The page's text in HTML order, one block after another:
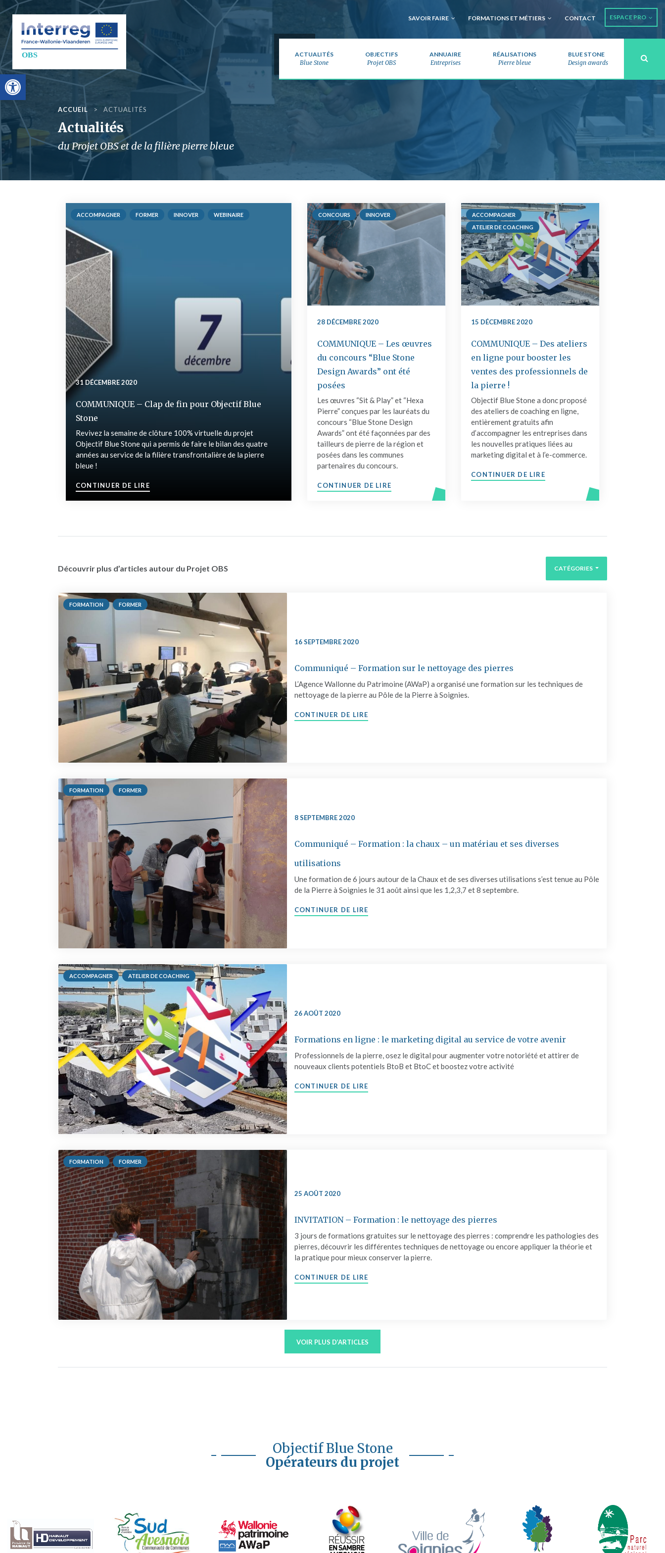
Ouvrir la barre d’outils
Aller au contenu
SAVOIR FAIRE FORMATIONS ET MÉTIERS CONTACT ESPACE PRO
Objectif Blue Stone
ACTUALITÉS
Blue Stone
OBJECTIFS
Projet OBS
ANNUAIRE
Entreprises
RÉALISATIONS
Pierre bleue
BLUE STONE
Design awards
Actualités
du Projet OBS et de la filière pierre bleue
ACCUEIL > ACTUALITÉS
ACCOMPAGNER FORMER INNOVER WEBINAIRE
31 DÉCEMBRE 2020
COMMUNIQUE – Clap de fin pour Objectif Blue
Stone
Revivez la semaine de clôture 100% virtuelle du projet
Objectif Blue Stone qui a permis de faire le bilan des quatre
années au service de la filière transfrontalière de la pierre
bleue !
CONTINUER DE LIRE"COMMUNIQUE – CLAP DE FIN POUR OBJECTIF BLUE STONE"
CONCOURS INNOVER
28 DÉCEMBRE 2020
COMMUNIQUE – Les œuvres
du concours “Blue Stone
Design Awards” ont été
posées
Les œuvres “Sit & Play” et “Hexa
Pierre” conçues par les lauréats du
concours “Blue Stone Design
Awards” ont été façonnées par des
tailleurs de pierre de la région et
posées dans les communes
partenaires du concours.
CONTINUER DE LIRE "COMMUNIQUE – LES ŒUVRES DU CONCOURS “BLUE STONE DESIGN
ACCOMPAGNER
ATELIER DE COACHING
15 DÉCEMBRE 2020
COMMUNIQUE – Des ateliers
en ligne pour booster les
ventes des professionnels de
la pierre !
Objectif Blue Stone a donc proposé
des ateliers de coaching en ligne,
entièrement gratuits afin
d’accompagner les entreprises dans
les nouvelles pratiques liées au
marketing digital et à l’e-commerce.
CONTINUER DE LIRE"COMMUNIQUE – DES ATELIERS
Découvrir plus d’articles autour du Projet OBS CATÉGORIES
FORMATION FORMER
16 SEPTEMBRE 2020
Communiqué – Formation sur le nettoyage des pierres
L’Agence Wallonne du Patrimoine (AWaP) a organisé une formation sur les techniques de
nettoyage de la pierre au Pôle de la Pierre à Soignies.
CONTINUER DE LIRE
FORMATION FORMER
8 SEPTEMBRE 2020
Communiqué – Formation : la chaux – un matériau et ses diverses
utilisations
Une formation de 6 jours autour de la Chaux et de ses diverses utilisations s’est tenue au Pôle
de la Pierre à Soignies le 31 août ainsi que les 1,2,3,7 et 8 septembre.
CONTINUER DE LIRE
ACCOMPAGNER ATELIER DE COACHING
26 AOÛT 2020
Formations en ligne : le marketing digital au service de votre avenir
Professionnels de la pierre, osez le digital pour augmenter votre notoriété et attirer de
nouveaux clients potentiels BtoB et BtoC et boostez votre activité
CONTINUER DE LIRE
FORMATION FORMER
25 AOÛT 2020
INVITATION – Formation : le nettoyage des pierres
3 jours de formations gratuites sur le nettoyage des pierres : comprendre les pathologies des
pierres, découvrir les différentes techniques de nettoyage ou encore appliquer la théorie et
la pratique pour mieux conserver la pierre.
CONTINUER DE LIRE
VOIR PLUS D’ARTICLES
Objectif Blue Stone
Opérateurs du projet